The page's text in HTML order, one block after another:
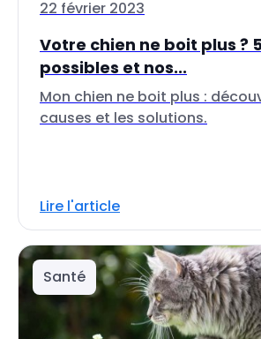
22 février 2023
Votre chien ne boit plus ?
possibles et nos...
Mon chien ne boit plus :
causes et les solutions.
Lire l'article
Santé